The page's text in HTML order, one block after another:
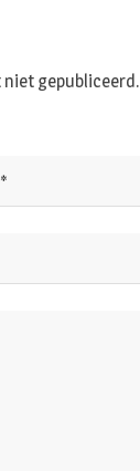
niet gepubliceerd.